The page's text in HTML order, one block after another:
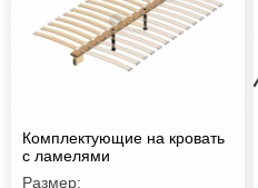
Комплектующие на кровать
с ламелями
Размер: